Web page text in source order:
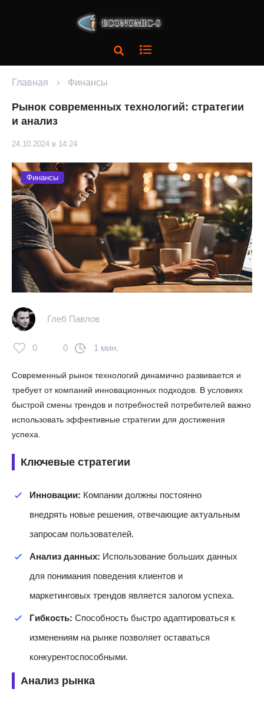
Главная › Финансы
Рынок современных технологий: стратегии
и анализ
24.10.2024 в 14:24
Финансы
Глеб Павлов
0 0 1 мин.
Современный рынок технологий динамично развивается и
требует от компаний инновационных подходов. В условиях
быстрой смены трендов и потребностей потребителей важно
использовать эффективные стратегии для достижения
успеха.
Ключевые стратегии
Инновации: Компании должны постоянно
внедрять новые решения, отвечающие актуальным
запросам пользователей.
Анализ данных: Использование больших данных
для понимания поведения клиентов и
маркетинговых трендов является залогом успеха.
Гибкость: Способность быстро адаптироваться к
изменениям на рынке позволяет оставаться
конкурентоспособными.
Анализ рынка